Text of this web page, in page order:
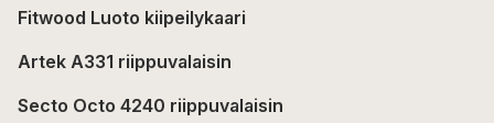
Fitwood Luoto kiipeilykaari
Artek A331 riippuvalaisin
Secto Octo 4240 riippuvalaisin